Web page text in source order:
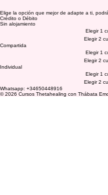
Elige la opción que mejor de adapte a ti,
Crédito o Débito
Sin alojamiento
Elegir 1
Elegir 2
Compartida
Elegir 1
Elegir 2
Individual
Elegir 1
Elegir 2
Whatsapp: +34650448916
© 2026 Cursos Thetahealing con Thábata